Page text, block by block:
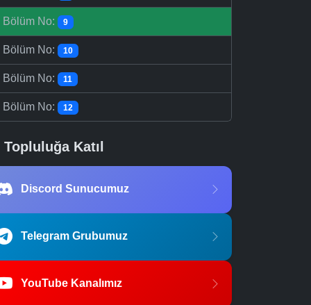
Bölüm No: 9
Bölüm No: 10
Bölüm No: 11
Bölüm No: 12
Topluluğa Katıl
Discord Sunucumuz
Telegram Grubumuz
YouTube Kanalımız